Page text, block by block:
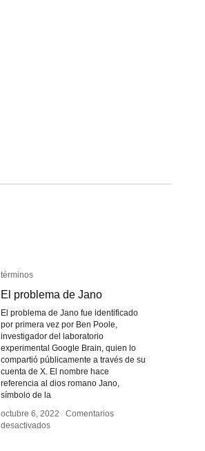
términos
El problema de Jano
El problema de Jano fue identificado
por primera vez por Ben Poole,
investigador del laboratorio
experimental Google Brain, quien lo
compartió públicamente a través de su
cuenta de X. El nombre hace
referencia al dios romano Jano,
símbolo de la
octubre 6, 2022 / Comentarios
desactivadosen
términos
El problema de Jano
octubre 6, 2022 / Comentarios
desactivadosen